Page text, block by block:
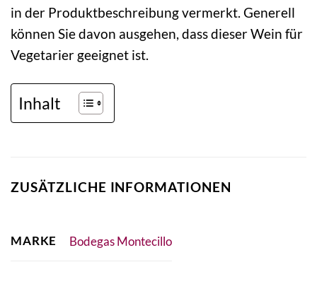
in der Produktbeschreibung vermerkt. Generell
können Sie davon ausgehen, dass dieser Wein für
Vegetarier geeignet ist.
Inhalt
ZUSÄTZLICHE INFORMATIONEN
MARKE Bodegas Montecillo